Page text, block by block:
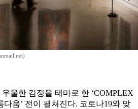
울한 감정을 테마로 한 ‘COMPLEX
다움’ 전이 펼쳐진다. 코로나19와 맞